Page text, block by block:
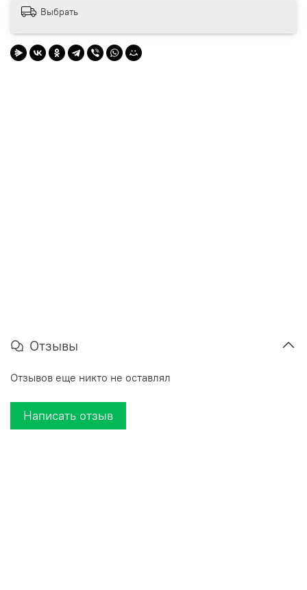
Выбрать
Отзывы
Отзывов еще никто не оставлял
Написать отзыв